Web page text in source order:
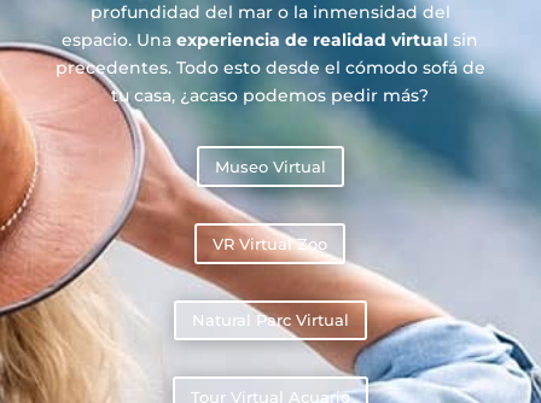
profundidad del mar o la inmensidad del
espacio. Unaexperiencia de realidad virtualsin
precedentes. Todo esto desde el cómodo sofá de
tu casa, ¿acaso podemos pedir más?
Museo Virtual
VR Virtual Zoo
Natural Parc Virtual
Tour Virtual Acuario